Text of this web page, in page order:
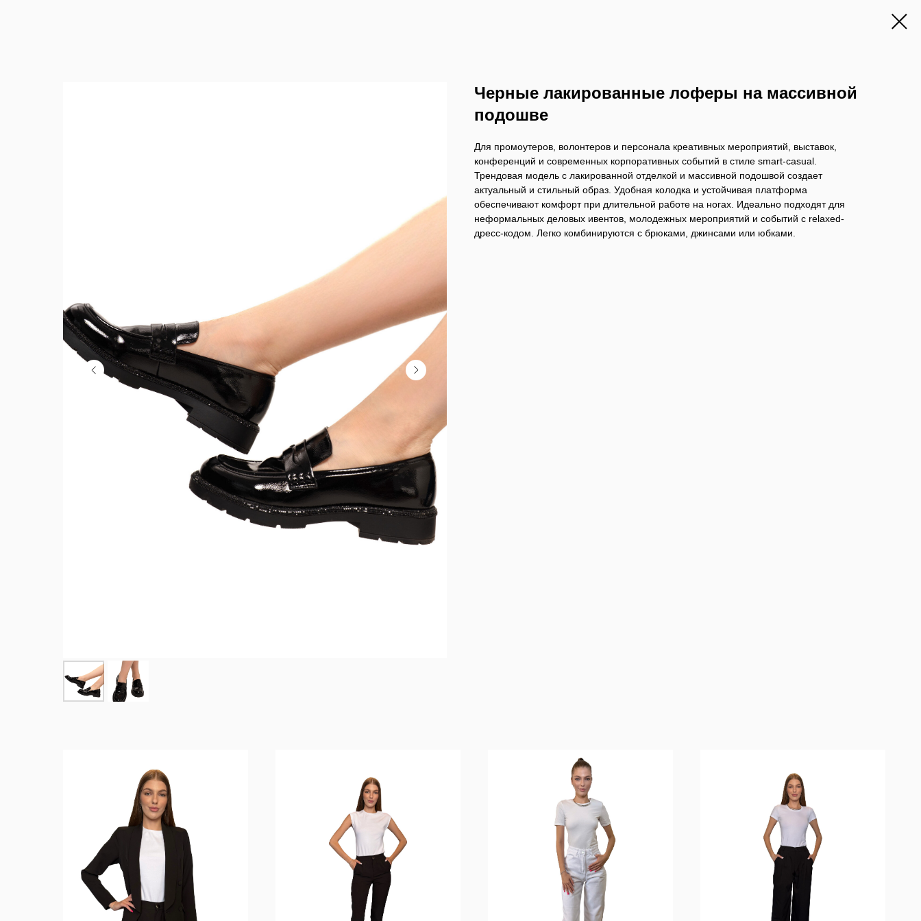
Черные лакированные лоферы на массивной
подошве
Для промоутеров, волонтеров и персонала креативных мероприятий, выставок,
конференций и современных корпоративных событий в стиле smart-casual.
Трендовая модель с лакированной отделкой и массивной подошвой создает
актуальный и стильный образ. Удобная колодка и устойчивая платформа
обеспечивают комфорт при длительной работе на ногах. Идеально подходят для
неформальных деловых ивентов, молодежных мероприятий и событий с relaxed-
дресс-кодом. Легко комбинируются с брюками, джинсами или юбками.